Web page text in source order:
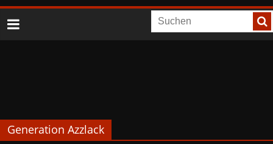
Generation Azzlack